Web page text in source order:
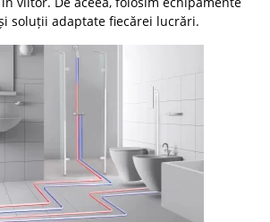
soluții adaptate fiecărei lucrări.